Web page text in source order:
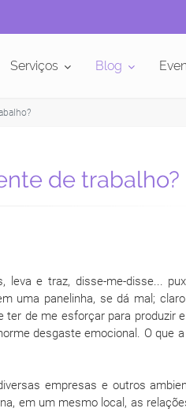
Serviços Blog
de trabalho?
leva e traz, disse-me-disse...
uma panelinha, se dá mal;
ter de me esforçar para produzir
desgaste emocional. O que
empresas e outros
em um mesmo local, as